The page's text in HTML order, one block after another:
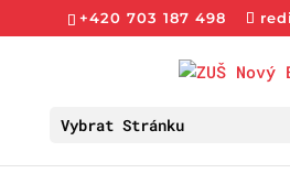
+420 703 187 498
Vybrat Stránku